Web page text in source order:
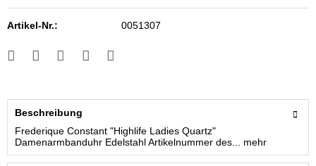
Artikel-Nr.: 0051307
Beschreibung
Frederique Constant "Highlife Ladies Quartz"
Damenarmbanduhr Edelstahl Artikelnummer des...
mehr